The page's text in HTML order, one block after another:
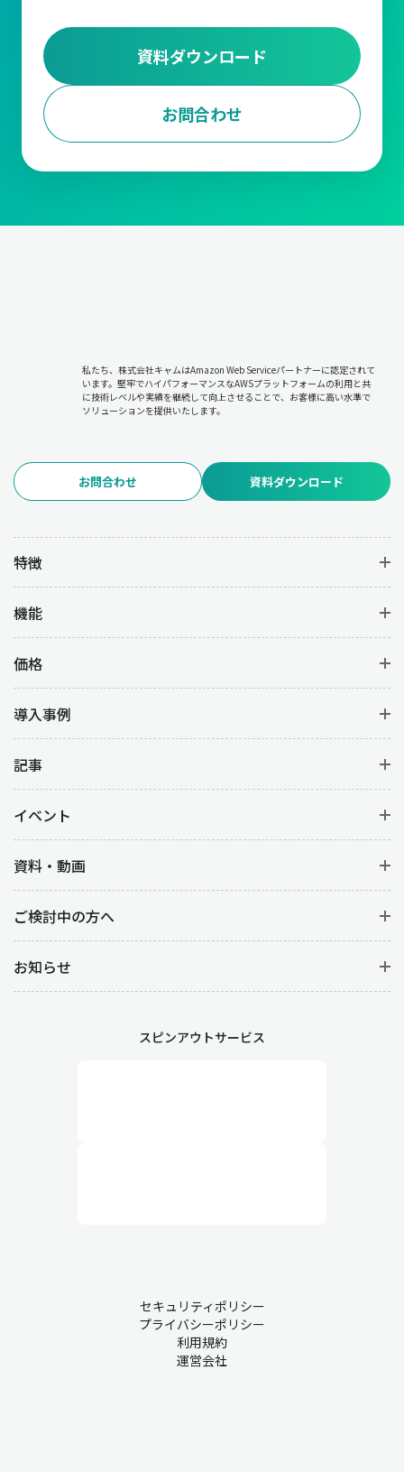
資料ダウンロード
お問合わせ
私たち、株式会社キャムはAmazon Web Serviceパートナーに認定されて
います。堅牢でハイパフォーマンスなAWSプラットフォームの利用と共
に技術レベルや実績を継続して向上させることで、お客様に高い水準で
ソリューションを提供いたします。
お問合わせ 資料ダウンロード
特徴
機能
価格
導入事例
記事
イベント
資料・動画
ご検討中の方へ
お知らせ
スピンアウトサービス
セキュリティポリシー
プライバシーポリシー
利用規約
運営会社